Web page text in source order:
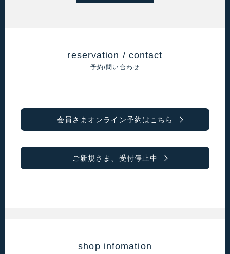
reservation / contact
予約/問い合わせ
会員さまオンライン予約はこちら
ご新規さま、受付停止中
shop infomation